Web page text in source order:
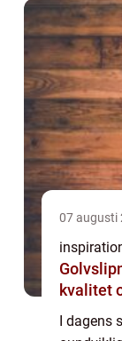
07 augusti
kvalitet
I dagens